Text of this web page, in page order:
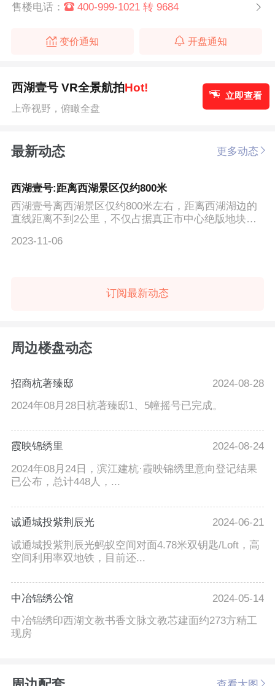
售楼电话：
400-999-1021 转 9684
变价通知 开盘通知
西湖壹号 VR全景航拍Hot!
上帝视野，俯瞰全盘
立即查看
最新动态 更多动态
西湖壹号:距离西湖景区仅约800米
西湖壹号离西湖景区仅约800米左右，距离西湖湖边的
直线距离不到2公里，不仅占据真正市中心绝版地块。
2023-11-06
订阅最新动态
周边楼盘动态
招商杭著臻邸
2024-08-28
2024年08月28日杭著臻邸1、5幢摇号已完成。
霞映锦绣里
2024-08-24
2024年08月24日，滨江建杭·霞映锦绣里意向登记结果
已公布，总计448人，...
诚通城投紫荆辰光
2024-06-21
诚通城投紫荆辰光蚂蚁空间对面4.78米双钥匙/Loft，高
空间利用率双地铁，目前还...
中冶锦绣公馆
2024-05-14
中冶锦绣印西湖文教书香文脉文教芯建面约273方精工
现房